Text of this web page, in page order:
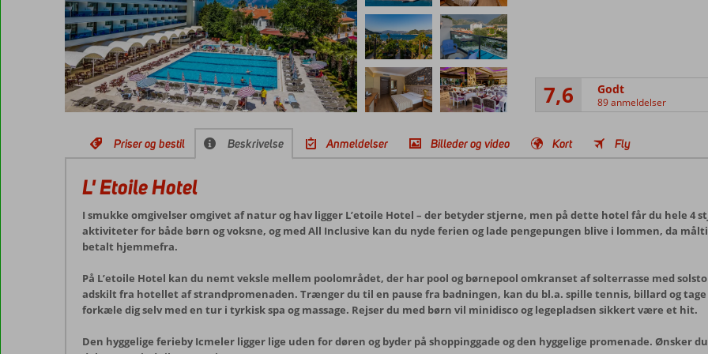
7,6 Godt
89 anmeldelser
Priser og bestil Beskrivelse Anmeldelser Billeder og video Kort Fly
L' Etoile Hotel
I smukke omgivelser omgivet af natur og hav ligger L’etoile Hotel – der betyder stjerne, men på dette hotel får du hele
aktiviteter for både børn og voksne, og med All Inclusive kan du nyde ferien og lade pengepungen blive i lommen, da
betalt hjemmefra.
På L’etoile Hotel kan du nemt veksle mellem poolområdet, der har pool og børnepool omkranset af solterrasse med
adskilt fra hotellet af strandpromenaden. Trænger du til en pause fra badningen, kan du bl.a. spille tennis, billard og
forkæle dig selv med en tur i tyrkisk spa og massage. Rejser du med børn vil minidisco og legepladsen sikkert være et hit.
Den hyggelige ferieby Icmeler ligger lige uden for døren og byder på shoppinggade og den hyggelige promenade. Ønsker